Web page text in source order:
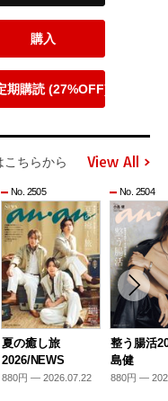
購入
期購読 (27%OFF)
こちらから View All
No. 2505
夏の癒し旅
2026/NEWS
880円 — 2026.07.22
No. 2504
整う腸活
島健
880円 —